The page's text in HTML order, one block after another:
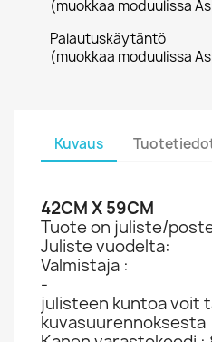
(muokkaa moduulissa
Palautuskäytäntö
(muokkaa moduulissa
Kuvaus
42CM X 59CM
Tuote on juliste/
Juliste vuodelta:
Valmistaja :
-
julisteen kuntoa voit
kuvasuurennoksesta